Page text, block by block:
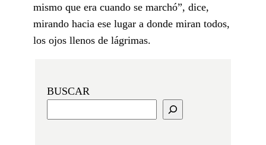
mismo que era cuando se marchó”, dice,
mirando hacia ese lugar a donde miran todos,
los ojos llenos de lágrimas.
BUSCAR